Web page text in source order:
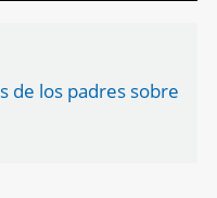
de los padres sobre